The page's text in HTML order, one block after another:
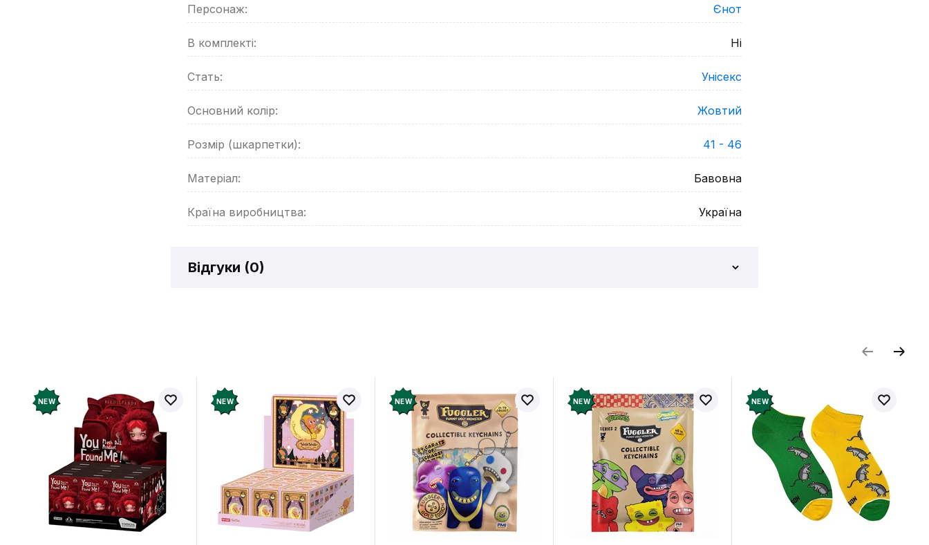
Персонаж: Єнот
В комплекті: Ні
Стать: Унісекс
Основний колір: Жовтий
Розмір (шкарпетки): 41 - 46
Матеріал: Бавовна
Країна виробництва: Україна
Відгуки (0)
NEW NEW NEW NEW NEW